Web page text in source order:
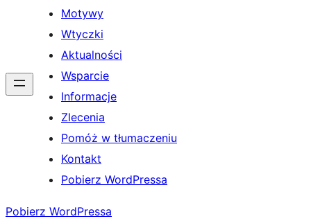
Motywy
Wtyczki
Aktualności
Wsparcie
Informacje
Zlecenia
Pomóż w tłumaczeniu
Kontakt
Pobierz WordPressa
Pobierz WordPressa